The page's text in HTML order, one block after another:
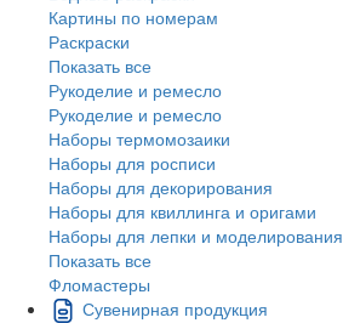
Картины по номерам
Раскраски
Показать все
Рукоделие и ремесло
Рукоделие и ремесло
Наборы термомозаики
Наборы для росписи
Наборы для декорирования
Наборы для квиллинга и оригами
Наборы для лепки и моделирования
Показать все
Фломастеры
Сувенирная продукция